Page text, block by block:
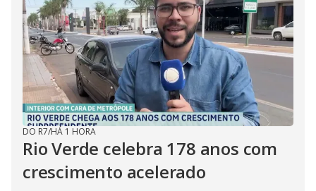
DO R7/HÁ 1 HORA
Rio Verde celebra 178 anos com
crescimento acelerado